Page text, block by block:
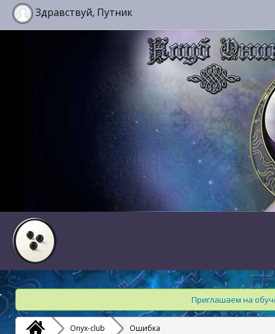
Здравствуй, Путник
Приглашаем на
Onyx-club Ошибка